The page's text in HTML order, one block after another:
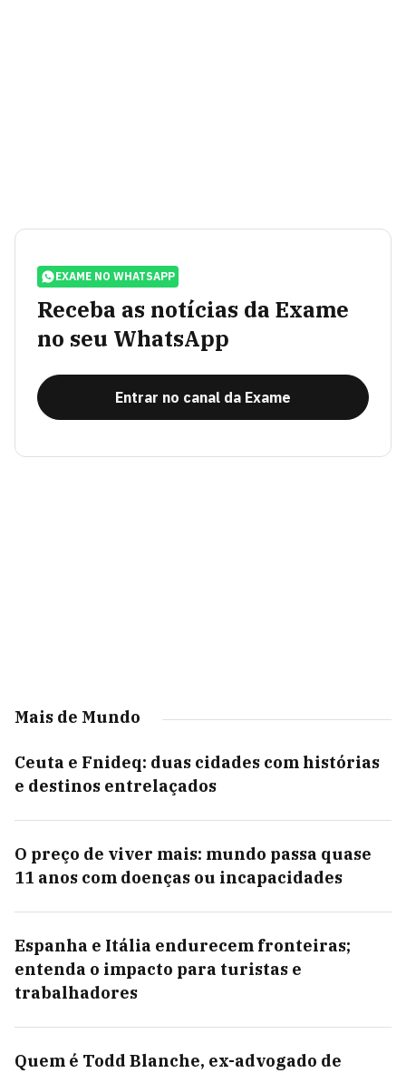
EXAME NO WHATSAPP
Receba as notícias da Exame
no seu WhatsApp
Entrar no canal da Exame
Mais de Mundo
Ceuta e Fnideq: duas cidades com histórias
e destinos entrelaçados
O preço de viver mais: mundo passa quase
11 anos com doenças ou incapacidades
Espanha e Itália endurecem fronteiras;
entenda o impacto para turistas e
trabalhadores
Quem é Todd Blanche, ex-advogado de